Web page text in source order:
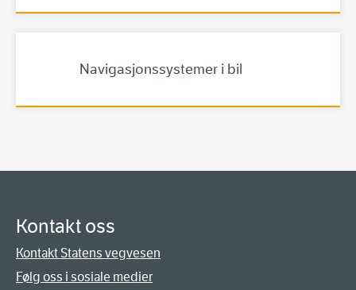
Navigasjonssystemer i bil
Kontakt oss
Kontakt Statens vegvesen
Følg oss i sosiale medier